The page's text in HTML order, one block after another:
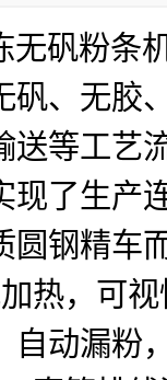
无矾粉条
矾、无胶
送等工艺
现了生产
圆钢精车
热，可
自动漏粉